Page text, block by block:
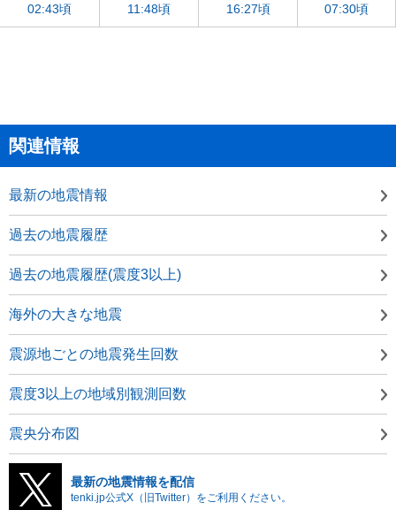
02:43頃
11:48頃
16:27頃
07:30頃
関連情報
最新の地震情報
過去の地震履歴
過去の地震履歴(震度3以上)
海外の大きな地震
震源地ごとの地震発生回数
震度3以上の地域別観測回数
震央分布図
最新の地震情報を配信
tenki.jp公式X（旧Twitter）をご利用ください。